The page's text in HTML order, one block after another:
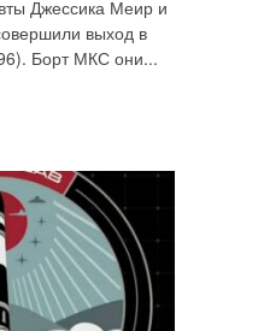
Джессика Меир и
выход в
Борт МКС они...